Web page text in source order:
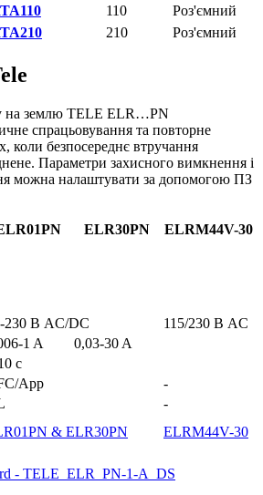
110
Роз'ємний
210 Роз'ємний
на землю TELE ELR…PN
спрацьовування та повторне
коли безпосереднє втручання
Параметри захисного вимкнення і
можна налаштувати за допомогою ПЗ
ELR30PN ELRM44V-30
230 В AC/DC
115/230 В AC
1 A
0,03-30 A
с
App
-
-
& ELR30PN ELRM44V-30
- TELE_ELR_PN-1-A_DS